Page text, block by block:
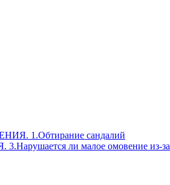
1.Обтирание сандалий
ли малое омовение из-за